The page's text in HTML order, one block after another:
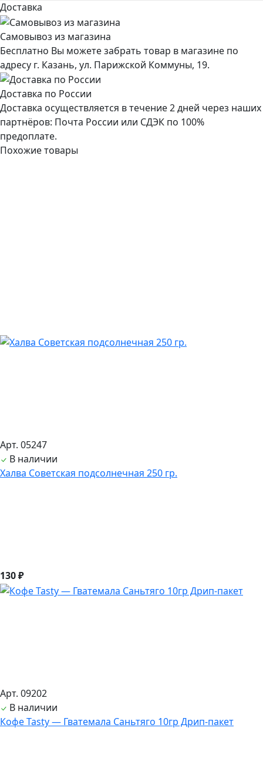
Доставка
Самовывоз из магазина
Бесплатно Вы можете забрать товар в магазине по
адресу г. Казань, ул. Парижской Коммуны, 19.
Доставка по России
Доставка осуществляется в течение 2 дней через наших
партнёров: Почта России или СДЭК по 100%
предоплате.
Похожие товары
Арт. 05247
В наличии
Халва Советская подсолнечная 250 гр.
130 ₽
Арт. 09202
В наличии
Кофе Tasty — Гватемала Саньтяго 10гр Дрип-пакет